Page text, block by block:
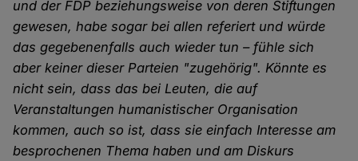
und der FDP beziehungsweise von deren Stiftungen
gewesen, habe sogar bei allen referiert und würde
das gegebenenfalls auch wieder tun – fühle sich
aber keiner dieser Parteien "zugehörig". Könnte es
nicht sein, dass das bei Leuten, die auf
Veranstaltungen humanistischer Organisation
kommen, auch so ist, dass sie einfach Interesse am
besprochenen Thema haben und am Diskurs